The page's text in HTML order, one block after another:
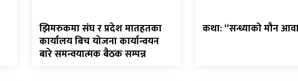
झिमरुकमा संघ र प्रदेश मातहतका
कार्यालय बिच योजना कार्यान्वयन
बारे समन्वयात्मक बैठक सम्पन्न
कथा: “सन्ध्याको मौन